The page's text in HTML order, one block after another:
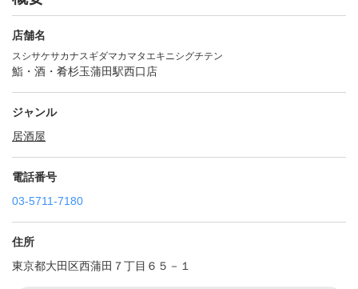
店舗名
スシサケサカナスギダマカマタエキニシグチテン
鮨・酒・肴杉玉蒲田駅西口店
ジャンル
居酒屋
電話番号
03-5711-7180
住所
東京都大田区西蒲田７丁目６５－１